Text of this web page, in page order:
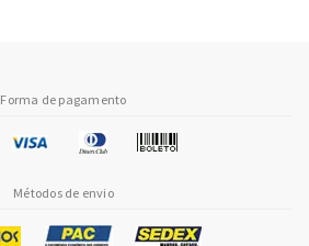
Forma de pagamento
Métodos de envio